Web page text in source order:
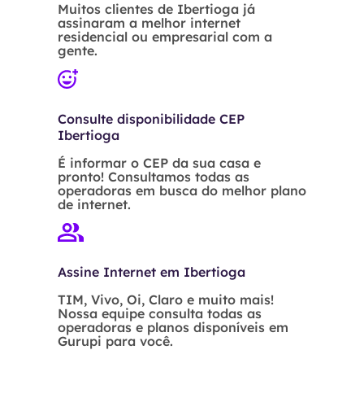
Muitos clientes de Ibertioga já
assinaram a melhor internet
residencial ou empresarial com a
gente.
Consulte disponibilidade CEP
Ibertioga
É informar o CEP da sua casa e
pronto! Consultamos todas as
operadoras em busca do melhor plano
de internet.
Assine Internet em Ibertioga
TIM, Vivo, Oi, Claro e muito mais!
Nossa equipe consulta todas as
operadoras e planos disponíveis em
Gurupi para você.